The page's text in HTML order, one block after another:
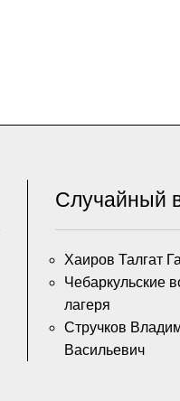
Случайный
Хаиров Талгат
Чебаркульские
лагеря
Стручков
Васильевич